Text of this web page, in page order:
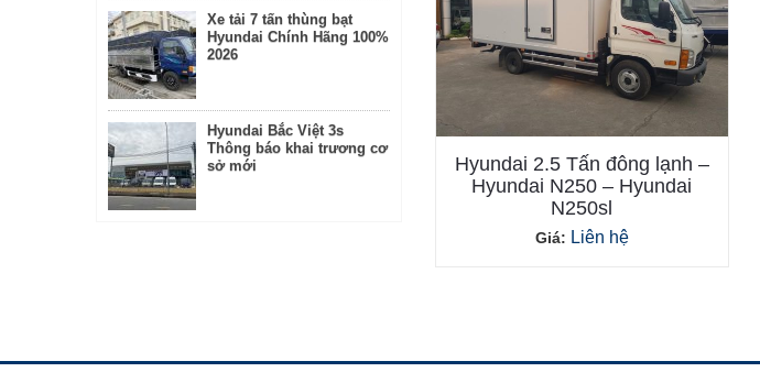
Hyundai 2.5 Tấn đông lạnh –
Hyundai N250 – Hyundai
N250sl
Giá: Liên hệ
Xe tải 7 tấn thùng bạt
Hyundai Chính Hãng 100%
2026
Hyundai Bắc Việt 3s
Thông báo khai trương cơ
sở mới